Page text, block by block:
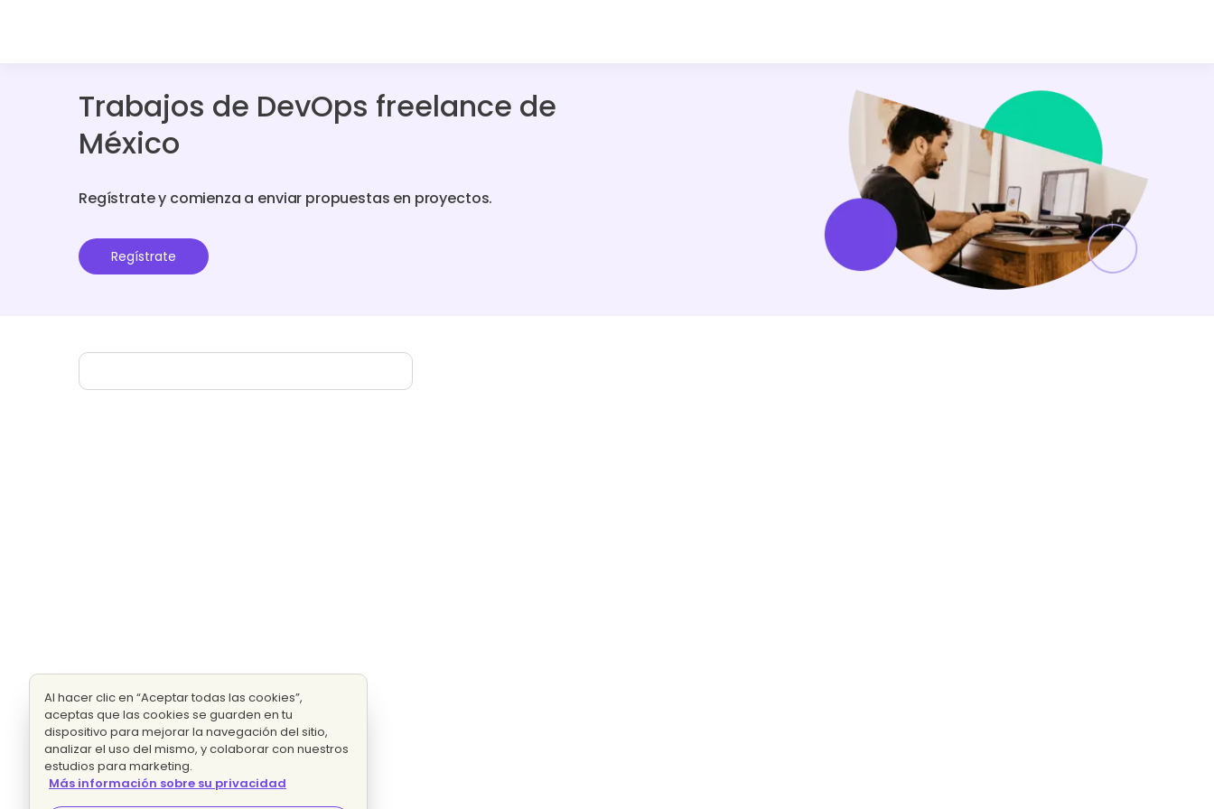
Trabajos de DevOps freelance de
México
Regístrate y comienza a enviar propuestas en proyectos.
Regístrate
Al hacer clic en “Aceptar todas las cookies”,
aceptas que las cookies se guarden en tu
dispositivo para mejorar la navegación del sitio,
analizar el uso del mismo, y colaborar con nuestros
estudios para marketing.
Más información sobre su privacidad